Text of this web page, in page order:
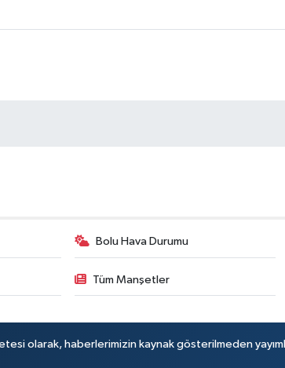
Bolu Hava Durumu
Tüm Manşetler
olarak, haberlerimizin kaynak gösterilmeden